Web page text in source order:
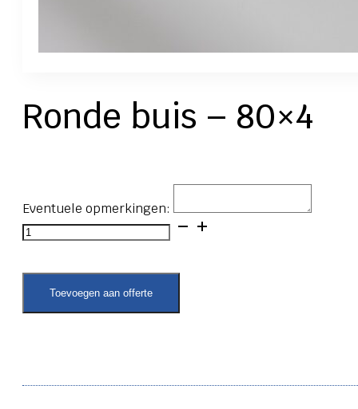
Ronde buis – 80×4
Eventuele opmerkingen:
Ronde
buis
80x4
aantalToevoegen aan offerte